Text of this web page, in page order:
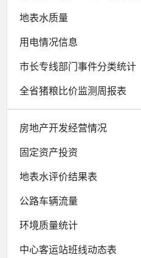
地表水质量
用电情况信息
市长专线部门事件分类统计
全省猪粮比价监测周报表
房地产开发经营情况
固定资产投资
地表水评价结果表
公路车辆流量
环境质量统计
中心客运站班线动态表